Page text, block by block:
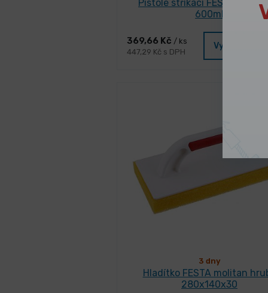
Pistole stříkací FESTA dolní
600ml
369,66 Kč / ks
447,29 Kč s DPH
Vybrat
3 dny
Hladítko FESTA molitan
280x140x30